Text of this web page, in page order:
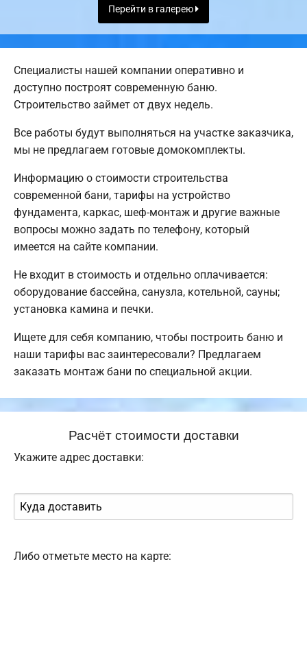
Перейти в галерею
Специалисты нашей компании оперативно и
доступно построят современную баню.
Строительство займет от двух недель.
Все работы будут выполняться на участке заказчика,
мы не предлагаем готовые домокомплекты.
Информацию о стоимости строительства
современной бани, тарифы на устройство
фундамента, каркас, шеф-монтаж и другие важные
вопросы можно задать по телефону, который
имеется на сайте компании.
Не входит в стоимость и отдельно оплачивается:
оборудование бассейна, санузла, котельной, сауны;
установка камина и печки.
Ищете для себя компанию, чтобы построить баню и
наши тарифы вас заинтересовали? Предлагаем
заказать монтаж бани по специальной акции.
Расчёт стоимости доставки
Укажите адрес доставки:
Либо отметьте место на карте: